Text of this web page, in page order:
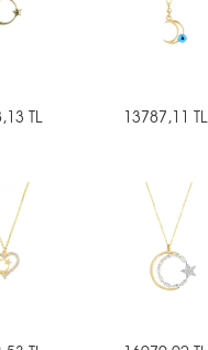
TL 13787,11 TL